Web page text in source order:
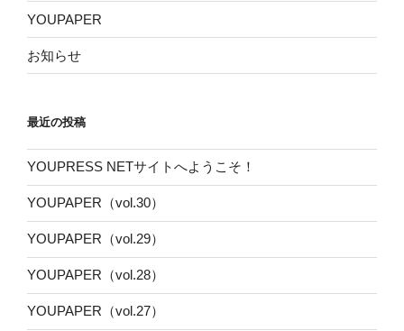
YOUPAPER
お知らせ
最近の投稿
YOUPRESS NETサイトへようこそ！
YOUPAPER（vol.30）
YOUPAPER（vol.29）
YOUPAPER（vol.28）
YOUPAPER（vol.27）